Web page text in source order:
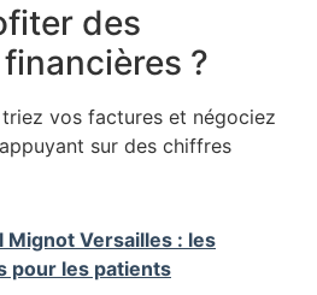
des
?
vos factures et négociez
sur des chiffres
Mignot Versailles : les
pour les patients